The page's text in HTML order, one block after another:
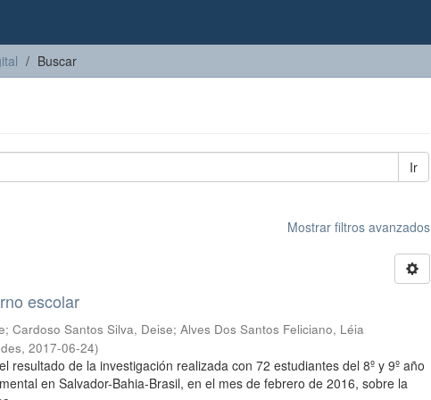
Buscar
Ir
Mostrar filtros avanzados
escolar
;Cardoso Santos Silva, Deise;Alves Dos Santos Feliciano, Léia
,2017-06-24)
resultado de la investigación realizada con 72 estudiantes del 8º y 9º año
en Salvador-Bahia-Brasil, en el mes de febrero de 2016, sobre la